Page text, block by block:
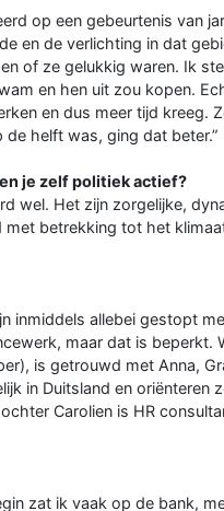
op een gebeurtenis van
en de verlichting in dat
of ze gelukkig waren. Ik
en hen uit zou kopen.
en dus meer tijd kreeg.
helft was, ging dat beter.”
je zelf politiek actief?
wel. Het zijn zorgelijke,
betrekking tot het
inmiddels allebei gestopt
maar dat is beperkt.
is getrouwd met Anna,
in Duitsland en oriënteren
Carolien is HR
zat ik vaak op de bank,